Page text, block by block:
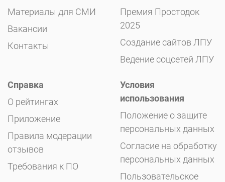
Материалы для СМИ
Вакансии
Контакты
Премия Простодок
2025
Создание сайтов ЛПУ
Ведение соцсетей ЛПУ
Справка
О рейтингах
Приложение
Правила модерации
отзывов
Требования к ПО
Условия
использования
Положение о защите
персональных данных
Согласие на обработку
персональных данных
Пользовательское